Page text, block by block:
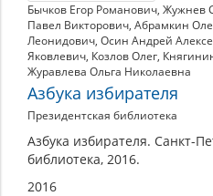
Бычков Егор Романович, Жужнев
Павел Викторович, Абрамкин
Леонидович, Осин Андрей
Яковлевич, Козлов Олег,
Журавлева Ольга Николаевна
Азбука избирателя
Президентская библиотека
Азбука избирателя. Санкт-
библиотека, 2016.
2016